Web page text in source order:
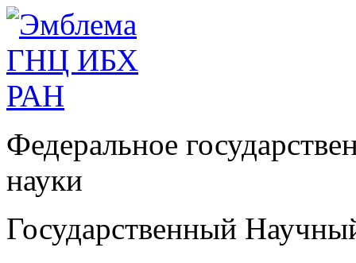
Федеральное
науки
Государственный